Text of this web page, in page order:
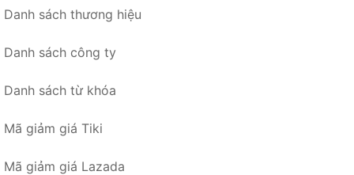
Danh sách thương hiệu
Danh sách công ty
Danh sách từ khóa
Mã giảm giá Tiki
Mã giảm giá Lazada